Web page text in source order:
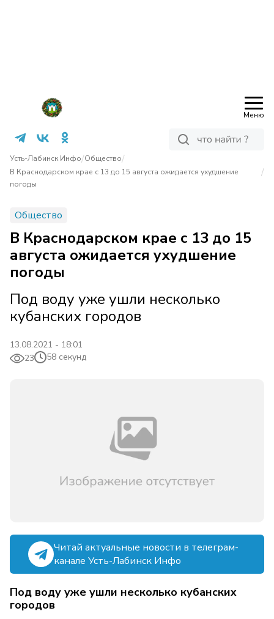
Меню
Усть-Лабинск Инфо/Общество/
В Краснодарском крае с 13 до 15 августа ожидается ухудшение
погоды
/
Общество
В Краснодарском крае с 13 до 15
августа ожидается ухудшение
погоды
Под воду уже ушли несколько
кубанских городов
13.08.2021 - 18:01
23
58 секунд
Читай актуальные новости в телеграм-
канале Усть-Лабинск Инфо
Под воду уже ушли несколько кубанских
городов